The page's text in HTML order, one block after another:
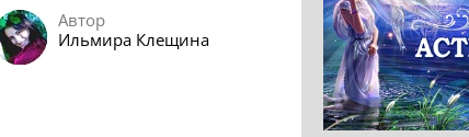
Автор
Ильмира Клещина